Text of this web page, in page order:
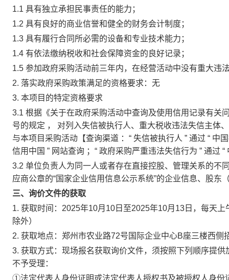
1.1 具有独立承担民事责任的能力；
1.2 具有良好的商业信誉和健全的财务会计制度；
1.3 具有履行合同所必需的设备和专业技术能力；
1.4 有依法缴纳税收和社会保障资金的良好记录；
1.5 参加政府采购活动前三年内，在经营活动中没有重大违
2. 落实政府采购政策满足的资格要求：无
3. 本项目的特定资格要求
3.1 根据《关于在政府采购活动中查询及使用信用记录有关
号的规定 ， 对列入失信被执行人、重大税收违法失信主体
与本项目采购活动【查询渠道 ：“ 失信被执行人 ” 通过 “ 中
信用中国 ” 网站查询 ；“ 政府采购严重违法失信行为 ” 通过 “
3.2 单位负责人为同一人或者存在直接控股、管理关系的不
应商公章的“国家企业信用信息公示系统”的企业信息、股东
三、询价文件的获取
1. 获取时间：2025年10月10日至2025年10月13日，每天
除外）
2. 获取地点：郑州市农业路72号国际企业中心B座三楼西侧
3. 获取方式：现场报名获取询价文件，须按照下列顺序提
不予受理：
①法定代表人身份证明或法定代表人授权书及被授权人身